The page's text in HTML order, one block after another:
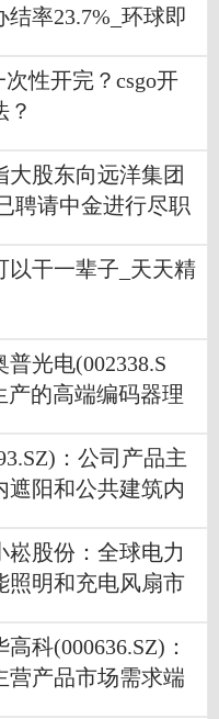
率23.7%_环球即
性开完？csgo开
？
大股东向远洋集团
聘请中金进行尽职
以干一辈子_天天精
光电(002338.S
产的高端编码器理
人厂家供货
：公司产品主
遮阳和公共建筑内
崧股份：全球电力
照明和充电风扇市
科(000636.SZ)：
营产品市场需求端